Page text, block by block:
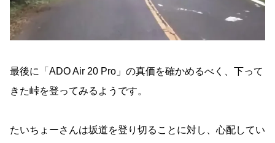
最後に「ADO Air 20 Pro」の真価を確かめるべく、下って
きた峠を登ってみるようです。
たいちょーさんは坂道を登り切ることに対し、心配してい